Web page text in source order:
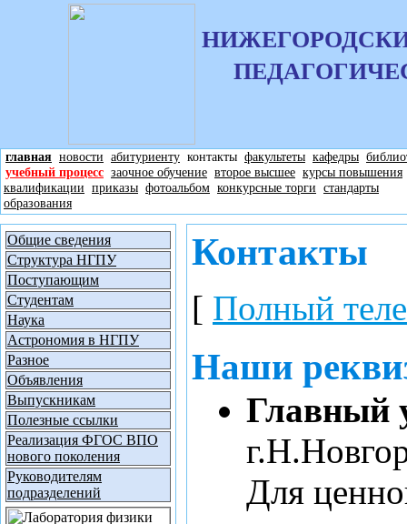
главная новости абитуриенту контакты факультеты кафедры
учебный процесс заочное обучение второе высшее курсы повышения
квалификации приказы фотоальбом конкурсные торги стандарты
образования
Общие сведения
Структура НГПУ
Поступающим
Студентам
Наука
Астрономия в НГПУ
Разное
Объявления
Выпускникам
Полезные ссылки
Реализация ФГОС ВПО
нового поколения
Руководителям
подразделений
Контакты
[ Полный
Наши
Главный
Для